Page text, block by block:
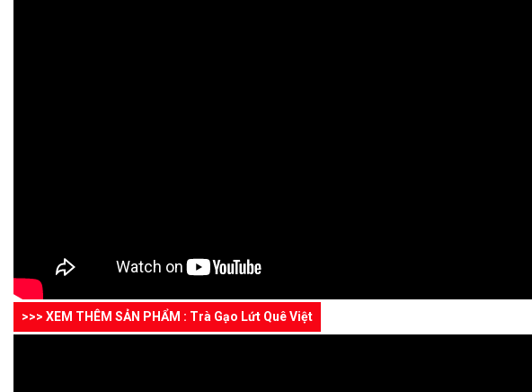
>>> XEM THÊM SẢN PHẨM : Trà Gạo Lứt Quê Việt